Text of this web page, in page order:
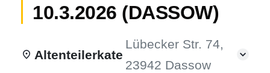
10.3.2026 (DASSOW)
Altenteilerkate
Lübecker Str. 74,
23942 Dassow